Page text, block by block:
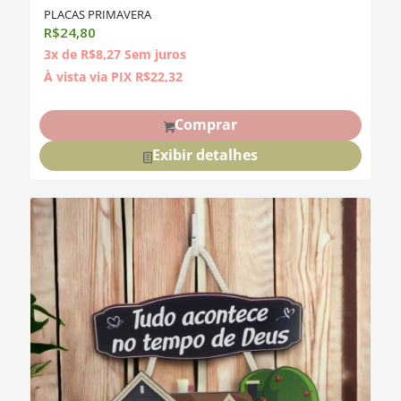
PLACAS PRIMAVERA
R$24,80
3x de R$8,27 Sem juros
À vista via PIX R$22,32
Comprar
Exibir detalhes